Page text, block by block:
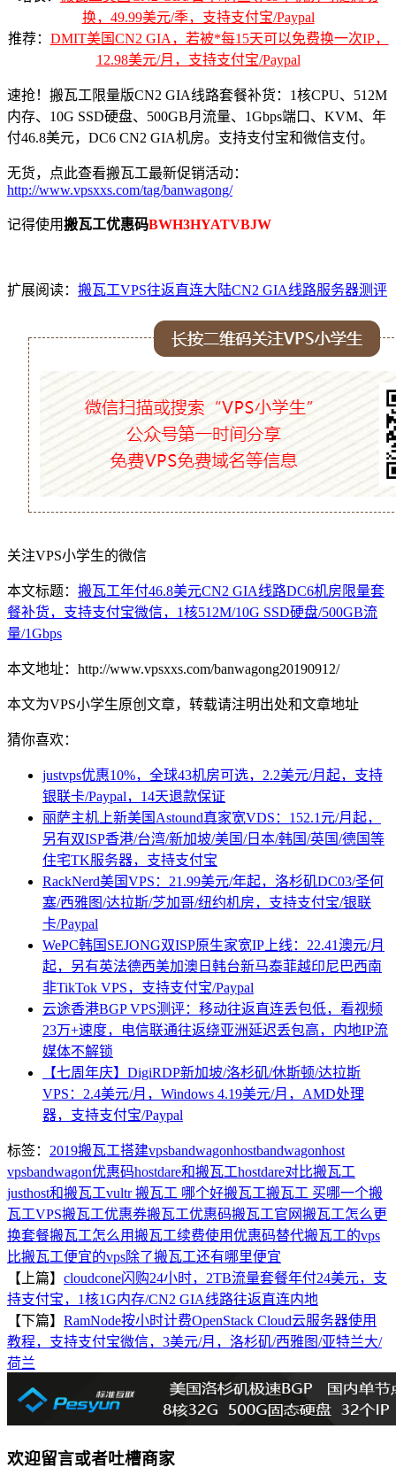
换，49.99美元/季，支持支付宝/Paypal
推荐： DMIT美国CN2 GIA，若被*每15天可以免费换一次IP，
12.98美元/月，支持支付宝/Paypal
速抢！搬瓦工限量版CN2 GIA线路套餐补货：1核CPU、512M
内存、10G SSD硬盘、500GB月流量、1Gbps端口、KVM、年
付46.8美元，DC6 CN2 GIA机房。支持支付宝和微信支付。
无货，点此查看搬瓦工最新促销活动：
http://www.vpsxxs.com/tag/banwagong/
记得使用搬瓦工优惠码BWH3HYATVBJW
扩展阅读： 搬瓦工VPS往返直连大陆CN2 GIA线路服务器测评
关注VPS小学生的微信
本文标题： 搬瓦工年付46.8美元CN2 GIA线路DC6机房限量套
餐补货，支持支付宝微信，1核512M/10G SSD硬盘/500GB流
量/1Gbps
本文地址：http://www.vpsxxs.com/banwagong20190912/
本文为VPS小学生原创文章，转载请注明出处和文章地址
猜你喜欢：
justvps优惠10%，全球43机房可选，2.2美元/月起，支持
银联卡/Paypal，14天退款保证
丽萨主机上新美国Astound真家宽VDS：152.1元/月起，
另有双ISP香港/台湾/新加坡/美国/日本/韩国/英国/德国等
住宅TK服务器，支持支付宝
RackNerd美国VPS：21.99美元/年起，洛杉矶DC03/圣何
塞/西雅图/达拉斯/芝加哥/纽约机房，支持支付宝/银联
卡/Paypal
WePC韩国SEJONG双ISP原生家宽IP上线：22.41澳元/月
起，另有英法德西美加澳日韩台新马泰菲越印尼巴西南
非TikTok VPS，支持支付宝/Paypal
云途香港BGP VPS测评：移动往返直连丢包低，看视频
23万+速度，电信联通往返绕亚洲延迟丢包高，内地IP流
媒体不解锁
【七周年庆】DigiRDP新加坡/洛杉矶/休斯顿/达拉斯
VPS：2.4美元/月，Windows 4.19美元/月，AMD处理
器，支持支付宝/Paypal
标签： 2019搬瓦工搭建vpsbandwagonhostbandwagonhost
vpsbandwagon优惠码hostdare和搬瓦工hostdare对比搬瓦工
justhost和搬瓦工vultr 搬瓦工 哪个好搬瓦工搬瓦工 买哪一个搬
瓦工VPS搬瓦工优惠券搬瓦工优惠码搬瓦工官网搬瓦工怎么更
换套餐搬瓦工怎么用搬瓦工续费使用优惠码替代搬瓦工的vps
比搬瓦工便宜的vps除了搬瓦工还有哪里便宜
【上篇】 cloudcone闪购24小时，2TB流量套餐年付24美元，支
持支付宝，1核1G内存/CN2 GIA线路往返直连内地
【下篇】 RamNode按小时计费OpenStack Cloud云服务器使用
教程，支持支付宝微信，3美元/月，洛杉矶/西雅图/亚特兰大/
荷兰
欢迎留言或者吐槽商家